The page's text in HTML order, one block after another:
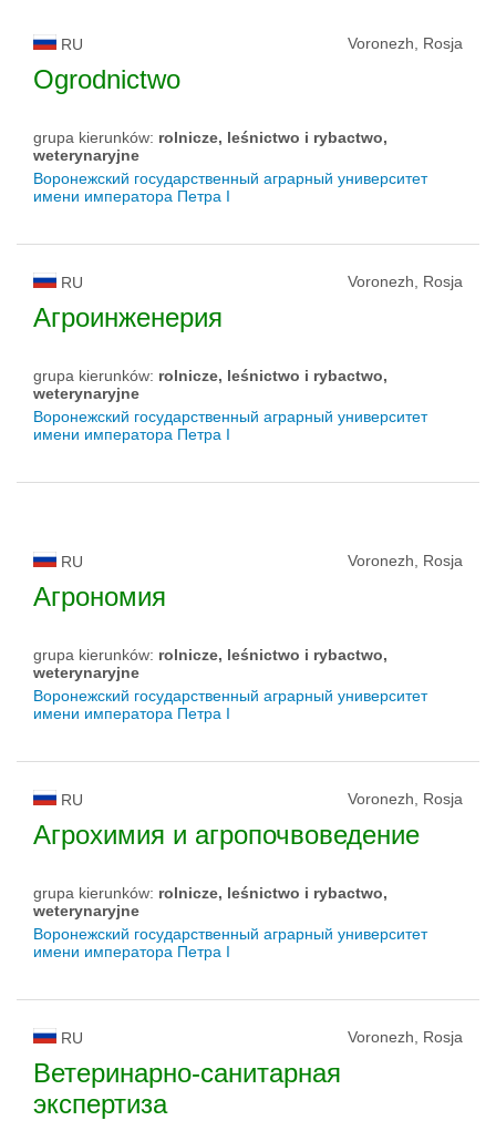
RU Voronezh, Rosja
Ogrodnictwo
grupa kierunków: rolnicze, leśnictwo i rybactwo,
weterynaryjne
Воронежский государственный аграрный университет
имени императора Петра I
RU Voronezh, Rosja
Агроинженерия
grupa kierunków: rolnicze, leśnictwo i rybactwo,
weterynaryjne
Воронежский государственный аграрный университет
имени императора Петра I
RU Voronezh, Rosja
Агрономия
grupa kierunków: rolnicze, leśnictwo i rybactwo,
weterynaryjne
Воронежский государственный аграрный университет
имени императора Петра I
RU Voronezh, Rosja
Агрохимия и агропочвоведение
grupa kierunków: rolnicze, leśnictwo i rybactwo,
weterynaryjne
Воронежский государственный аграрный университет
имени императора Петра I
RU Voronezh, Rosja
Ветеринарно-санитарная
экспертиза